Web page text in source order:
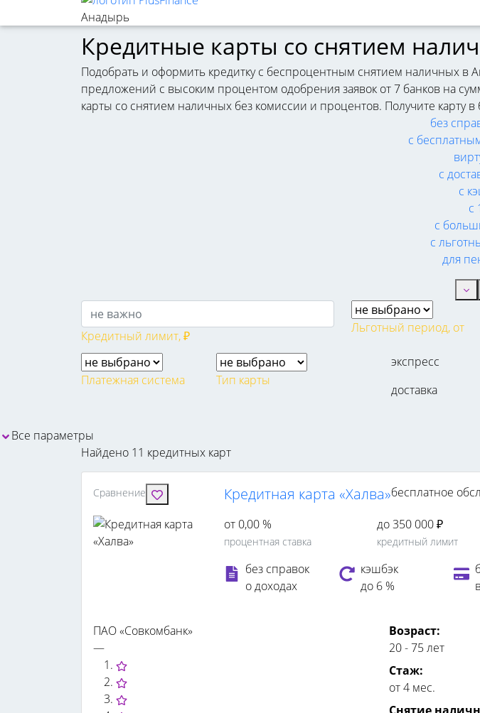
Анадырь
Кредитные карты со снятием
Подобрать и оформить кредитку с беспроцентным снятием наличных
предложений с высоким процентом одобрения заявок от 7 банков на
карты со снятием наличных без комиссии и процентов. Получите карту
без
с
с
с
с
с
с
для
Кредитный лимит, ₽
Льготный период, от
Платежная система Тип карты
экспресс
доставка
Все параметры
Найдено 11 кредитных карт
Сравнение Кредитная карта «Халва»бесплатное
от 0,00 %
процентная ставка
до 350 000 ₽
кредитный лимит
без справок
о доходах
кэшбэк
до 6 %
ПАО «Совкомбанк»
—
Возраст:
20 - 75 лет
Стаж:
от 4 мес.